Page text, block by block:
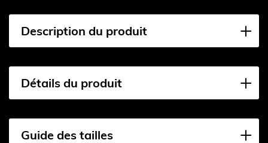
Description du produit
Détails du produit
Guide des tailles